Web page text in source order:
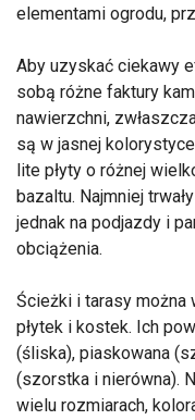
elementami ogrodu,
Aby uzyskać ciekawy
sobą różne faktury
nawierzchni,
są w jasnej
lite płyty o różnej
bazaltu. Najmniej
jednak na podjazdy i
obciążenia.
Ścieżki i tarasy można
płytek i kostek. Ich
(śliska), piaskowana
(szorstka i nierówna).
wielu rozmiarach,